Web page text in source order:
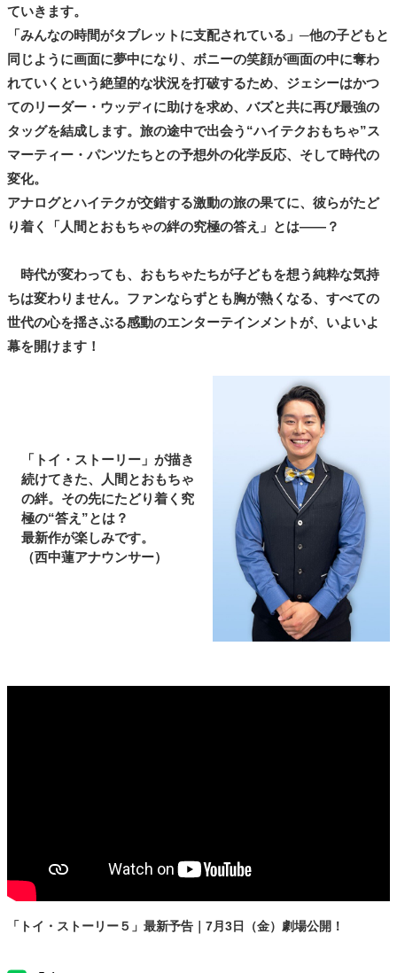
ていきます。
「みんなの時間がタブレットに支配されている」─他の子どもと
同じように画面に夢中になり、ボニーの笑顔が画面の中に奪わ
れていくという絶望的な状況を打破するため、ジェシーはかつ
てのリーダー・ウッディに助けを求め、バズと共に再び最強の
タッグを結成します。旅の途中で出会う“ハイテクおもちゃ”ス
マーティー・パンツたちとの予想外の化学反応、そして時代の
変化。
アナログとハイテクが交錯する激動の旅の果てに、彼らがたど
り着く「人間とおもちゃの絆の究極の答え」とは――？
時代が変わっても、おもちゃたちが子どもを想う純粋な気持
ちは変わりません。ファンならずとも胸が熱くなる、すべての
世代の心を揺さぶる感動のエンターテインメントが、いよいよ
幕を開けます！
「トイ・ストーリー」が描き
続けてきた、人間とおもちゃ
の絆。その先にたどり着く究
極の“答え”とは？
最新作が楽しみです。
（西中蓮アナウンサー）
「トイ・ストーリー５」最新予告｜7月3日（金）劇場公開！